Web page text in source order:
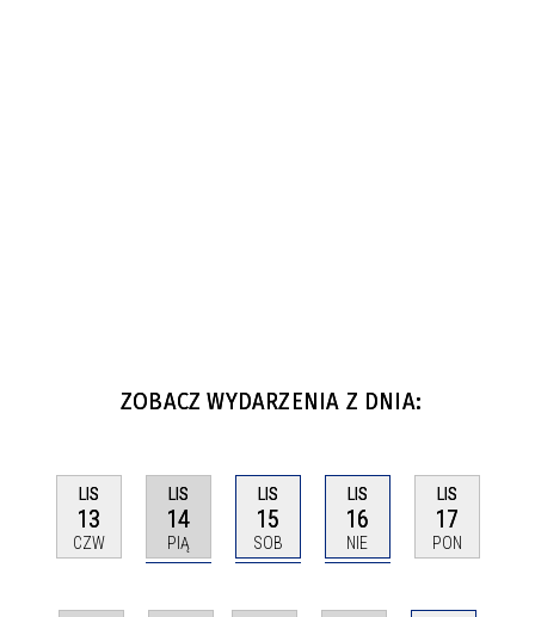
ZOBACZ WYDARZENIA Z DNIA:
LIS
13
CZW
LIS
14
PIĄ
LIS
15
SOB
LIS
16
NIE
LIS
17
PON